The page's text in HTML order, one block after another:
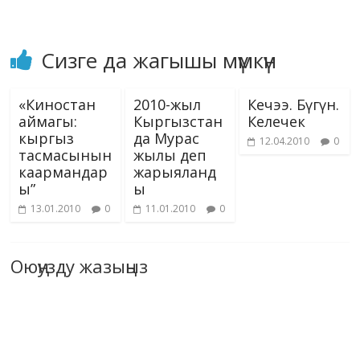
Сизге да жагышы мүмкүн
«Киностан
аймагы:
кыргыз
тасмасынын
каармандар
ы”
13.01.2010 0
2010-жыл
Кыргызстан
да Мурас
жылы деп
жарыяланд
ы
11.01.2010 0
Кечээ. Бүгүн.
Келечек
12.04.2010 0
Оюңузду жазыңыз